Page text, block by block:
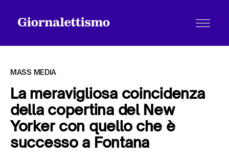
Tutti gli articoli
MASS MEDIA
La meravigliosa coincidenza
della copertina del New
Yorker con quello che è
successo a Fontana